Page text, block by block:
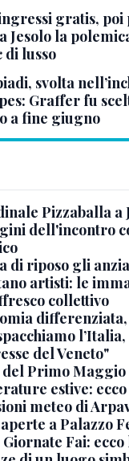
gratis, poi
Jesolo la
di lusso
svolta
Graffer fu
a fine giugno
Pizzaballa a
dell'incontro
di riposo gli
artisti: le
collettivo
del Veneto"
Primo Maggio
estive:
meteo di
a Palazzo
Fai: ecco